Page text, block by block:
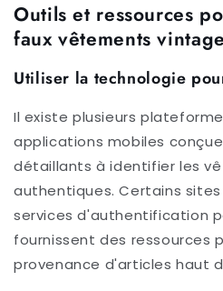
Outils et ressources
faux vêtements vintage
Utiliser la technologie
Il existe plusieurs
applications mobiles
détaillants à identifier les
authentiques. Certains
services d'authentification
fournissent des ressources
provenance d'articles haut